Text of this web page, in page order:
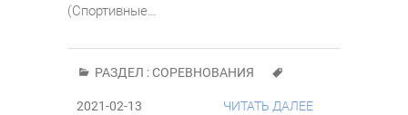
(Спортивные…
РАЗДЕЛ :СОРЕВНОВАНИЯ
2021-02-13 ЧИТАТЬ ДАЛЕЕ